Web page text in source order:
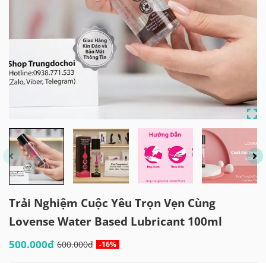
Trải Nghiệm Cuộc Yêu Trọn Vẹn Cùng
Lovense Water Based Lubricant 100ml
500.000đ 600.000đ -16%